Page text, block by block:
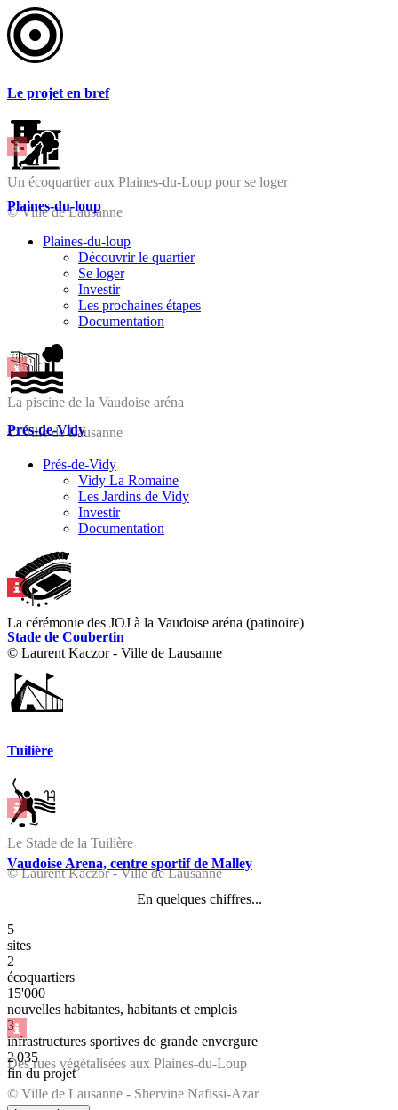
Un écoquartier aux Plaines-du-Loup pour se loger
© Ville de Lausanne
La piscine de la Vaudoise aréna
© Ville de Lausanne
La cérémonie des JOJ à la Vaudoise aréna (patinoire)
© Laurent Kaczor - Ville de Lausanne
Le Stade de la Tuilière
© Laurent Kaczor - Ville de Lausanne
Des rues végétalisées aux Plaines-du-Loup
© Ville de Lausanne - Shervine Nafissi-Azar
Le projet en bref
Plaines-du-loup
Plaines-du-loup
Découvrir le quartier
Se loger
Investir
Les prochaines étapes
Documentation
Prés-de-Vidy
Prés-de-Vidy
Vidy La Romaine
Les Jardins de Vidy
Investir
Documentation
Stade de Coubertin
Tuilière
Vaudoise Arena, centre sportif de Malley
En quelques chiffres...
5
sites
2
écoquartiers
15'000
nouvelles habitantes, habitants et emplois
3
infrastructures sportives de grande envergure
2 035
fin du projet